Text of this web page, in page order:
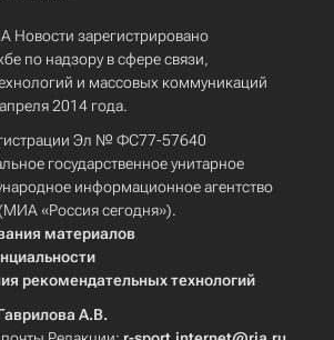
Новости зарегистрировано
по надзору в сфере связи,
и массовых коммуникаций
2014 года.
Эл № ФС77-57640
государственное унитарное
информационное агентство
«Россия сегодня»).
материалов
рекомендательных технологий
А.В.